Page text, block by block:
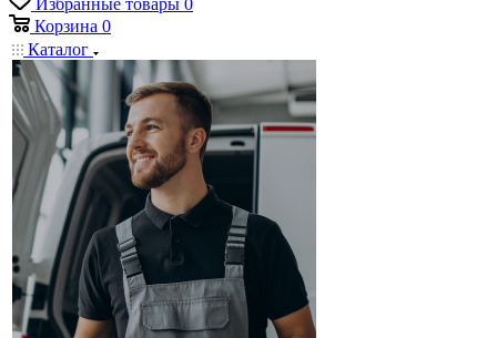
Избранные товары 0
Корзина 0
Каталог